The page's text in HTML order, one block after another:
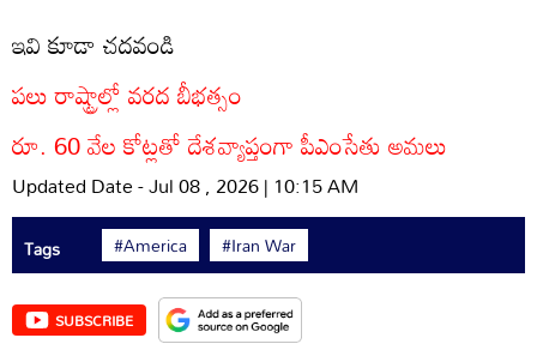
ఇవి కూడా చదవండి
పలు రాష్ట్రాల్లో వరద బీభత్సం
రూ. 60 వేల కోట్లతో దేశవ్యాప్తంగా పీఎంసేతు అమలు
Updated Date - Jul 08 , 2026 | 10:15 AM
Tags #America #Iran War
SUBSCRIBE